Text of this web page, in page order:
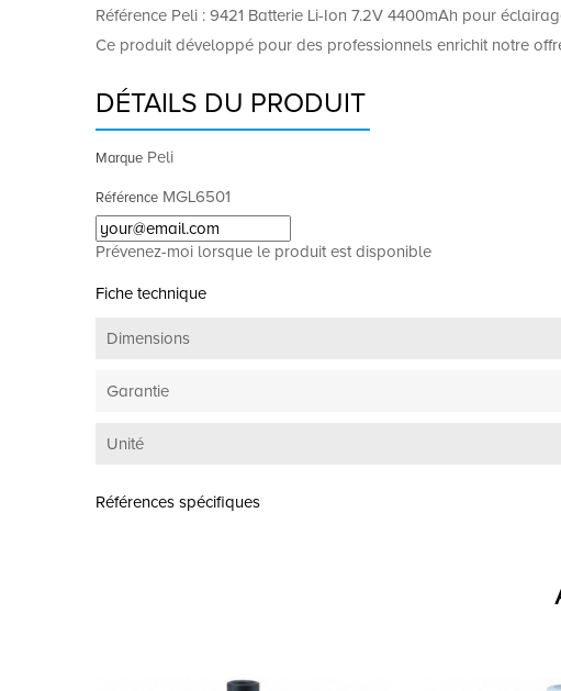
Référence Peli : 9421 Batterie Li-Ion 7.2V 4400mAh pour
Ce produit développé pour des professionnels enrichit notre
DÉTAILS DU PRODUIT
Marque Peli
Référence MGL6501
Prévenez-moi lorsque le produit est disponible
Fiche technique
Dimensions
Garantie
Unité
Références spécifiques